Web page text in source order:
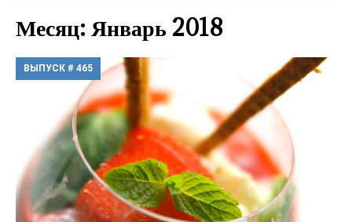
Месяц: Январь 2018
ВЫПУСК # 465